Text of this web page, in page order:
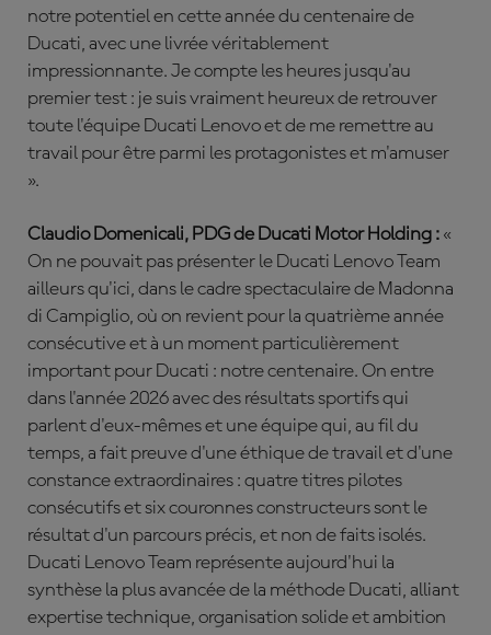
notre potentiel en cette année du centenaire de
Ducati, avec une livrée véritablement
impressionnante. Je compte les heures jusqu'au
premier test : je suis vraiment heureux de retrouver
toute l'équipe Ducati Lenovo et de me remettre au
travail pour être parmi les protagonistes et m'amuser
».
Claudio Domenicali, PDG de Ducati Motor Holding : «
On ne pouvait pas présenter le Ducati Lenovo Team
ailleurs qu'ici, dans le cadre spectaculaire de Madonna
di Campiglio, où on revient pour la quatrième année
consécutive et à un moment particulièrement
important pour Ducati : notre centenaire. On entre
dans l'année 2026 avec des résultats sportifs qui
parlent d'eux-mêmes et une équipe qui, au fil du
temps, a fait preuve d'une éthique de travail et d'une
constance extraordinaires : quatre titres pilotes
consécutifs et six couronnes constructeurs sont le
résultat d'un parcours précis, et non de faits isolés.
Ducati Lenovo Team représente aujourd'hui la
synthèse la plus avancée de la méthode Ducati, alliant
expertise technique, organisation solide et ambition